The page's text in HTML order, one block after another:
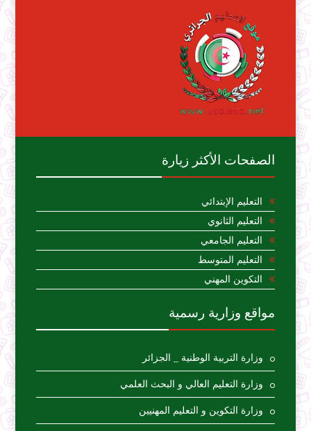
الصفحات الأكثر زيارة
التعليم الإبتدائي
التعليم الثانوي
التعليم الجامعي
التعليم المتوسط
التكوين المهني
مواقع وزارية رسمية
وزارة التربية الوطنية _ الجزائر
وزارة التعليم العالي و البحث العلمي
وزارة التكوين و التعليم المهنيين